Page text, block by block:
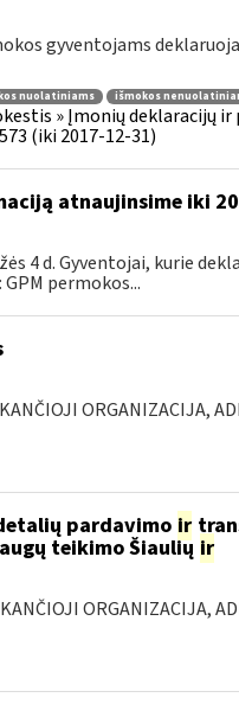
gyventojams
nuolatiniams išmokos
» Įmonių deklaracijų ir
(iki 2017-12-31)
atnaujinsime iki
4 d. Gyventojai, kurie
permokos...
ORGANIZACIJA,
pardavimo ir
teikimo Šiaulių ir
ORGANIZACIJA,